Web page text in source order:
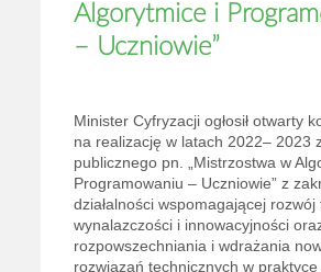
Algorytmice i
– Uczniowie”
Minister Cyfryzacji ogłosił otwarty
na realizację w latach 2022– 2023
publicznego pn. „Mistrzostwa w
Programowaniu – Uczniowie” z
działalności wspomagającej rozwój
wynalazczości i innowacyjności
rozpowszechniania i wdrażania
rozwiązań technicznych w